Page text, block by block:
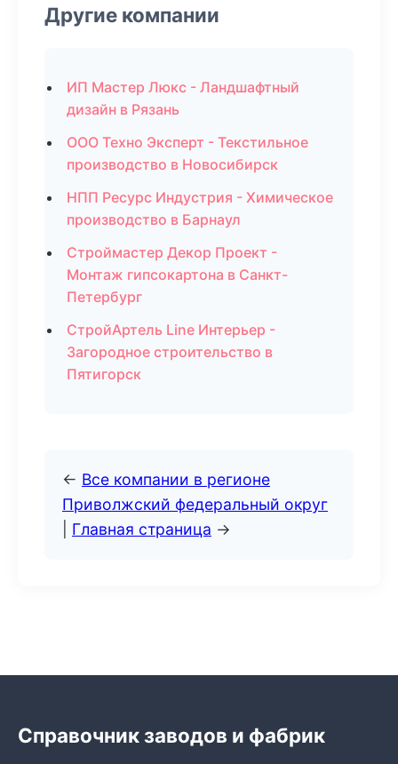
Другие компании
ИП Мастер Люкс - Ландшафтный
дизайн в Рязань
ООО Техно Эксперт - Текстильное
производство в Новосибирск
НПП Ресурс Индустрия - Химическое
производство в Барнаул
Строймастер Декор Проект -
Монтаж гипсокартона в Санкт-
Петербург
СтройАртель Line Интерьер -
Загородное строительство в
Пятигорск
← Все компании в регионе
Приволжский федеральный округ
Главная страница →
Справочник заводов и фабрик